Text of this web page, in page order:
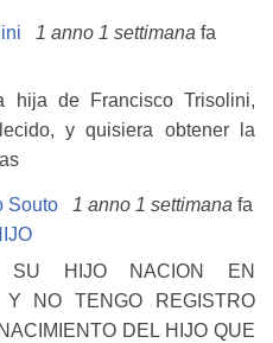
1 anno 1 settimana fa
hija de Francisco Trisolini,
y quisiera obtener la
Souto 1 anno 1 settimana fa
SU HIJO NACION EN
NO TENGO REGISTRO
DEL HIJO QUE